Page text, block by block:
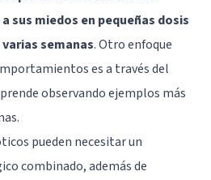
sus miedos en pequeñas dosis
semanas. Otro enfoque
es a través del
observando ejemplos más
pueden necesitar un
combinado, además de